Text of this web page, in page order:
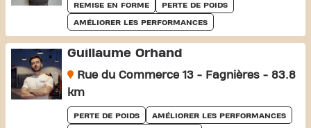
REMISE EN FORME PERTE DE POIDS
AMÉLIORER LES PERFORMANCES
Guillaume Orhand
Rue du Commerce 13 - Fagnières - 83.8
km
PERTE DE POIDS AMÉLIORER LES PERFORMANCES